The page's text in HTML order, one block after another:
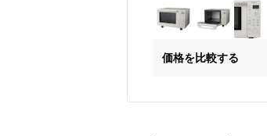
価格を比較する